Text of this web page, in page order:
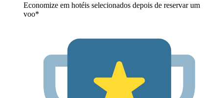
Economize em hotéis selecionados depois de reservar um
voo*